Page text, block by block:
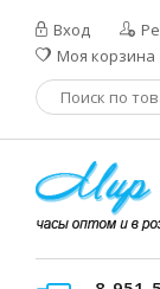
Вход
Моя корзина